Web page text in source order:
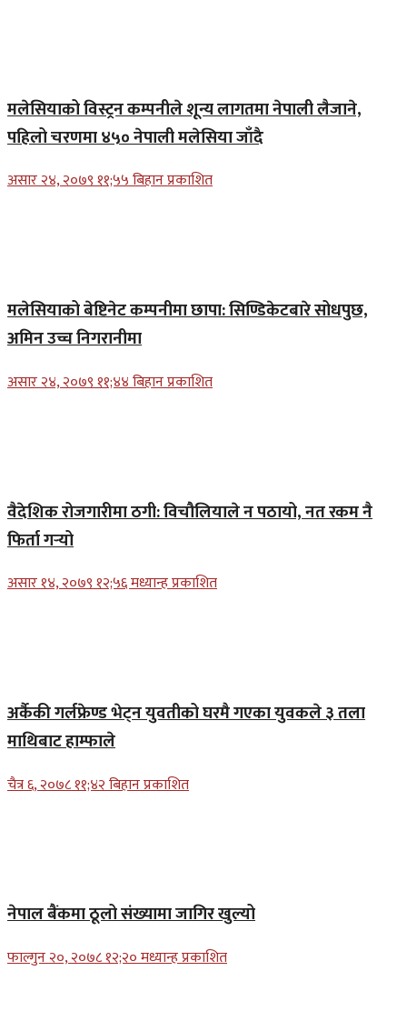
मलेसियाको विस्ट्रन कम्पनीले शून्य लागतमा नेपाली लैजाने,
पहिलो चरणमा ४५० नेपाली मलेसिया जाँदै
असार २४, २०७९ ११;५५ बिहान प्रकाशित
मलेसियाको बेष्टिनेट कम्पनीमा छापा: सिण्डिकेटबारे सोधपुछ,
अमिन उच्च निगरानीमा
असार २४, २०७९ ११;४४ बिहान प्रकाशित
वैदेशिक रोजगारीमा ठगी: विचौलियाले न पठायो, नत रकम नै
फिर्ता गर्‍यो
असार १४, २०७९ १२;५६ मध्यान्ह प्रकाशित
अर्कैकी गर्लफ्रेण्ड भेट्न युवतीको घरमै गएका युवकले ३ तला
माथिबाट हाम्फाले
चैत्र ६, २०७८ ११;४२ बिहान प्रकाशित
नेपाल बैंकमा ठूलो संख्यामा जागिर खुल्यो
फाल्गुन २०, २०७८ १२;२० मध्यान्ह प्रकाशित